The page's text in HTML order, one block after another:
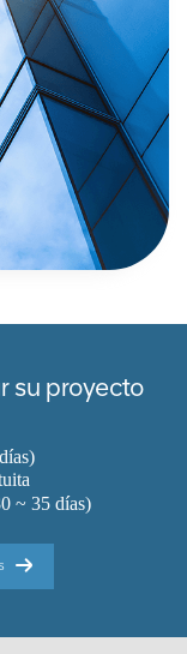
su proyecto
~ 35 días)